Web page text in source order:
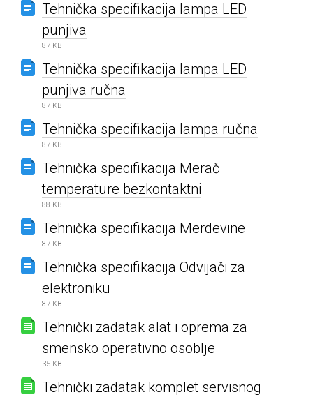
Tehnička specifikacija lampa LED
punjiva
87 KB
Tehnička specifikacija lampa LED
punjiva ručna
87 KB
Tehnička specifikacija lampa ručna
87 KB
Tehnička specifikacija Merač
temperature bezkontaktni
88 KB
Tehnička specifikacija Merdevine
87 KB
Tehnička specifikacija Odvijači za
elektroniku
87 KB
Tehnički zadatak alat i oprema za
smensko operativno osoblje
35 KB
Tehnički zadatak komplet servisnog